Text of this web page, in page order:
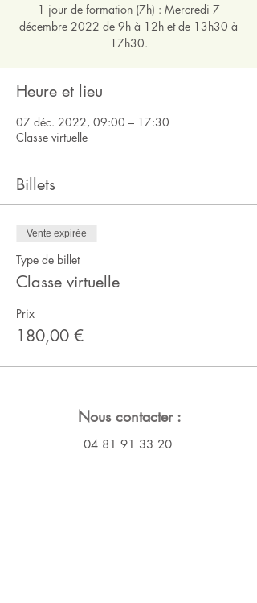
1 jour de formation (7h) : Mercredi 7
décembre 2022 de 9h à 12h et de 13h30 à
17h30.
Heure et lieu
07 déc. 2022, 09:00 – 17:30
Classe virtuelle
Billets
Vente expirée
Type de billet
Classe virtuelle
Prix
180,00 €
Nous contacter :
04 81 91 33 20